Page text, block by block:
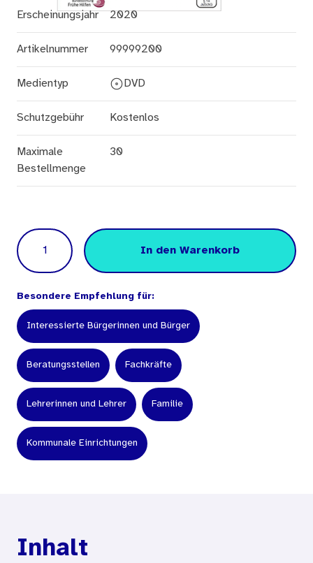
Erscheinungsjahr 2020
Artikelnummer 99999200
Medientyp DVD
Schutzgebühr Kostenlos
Maximale
Bestellmenge
30
Menge
In den Warenkorb
Besondere Empfehlung für:
Interessierte Bürgerinnen und Bürger
Beratungsstellen Fachkräfte
Lehrerinnen und Lehrer Familie
Kommunale Einrichtungen
Inhalt